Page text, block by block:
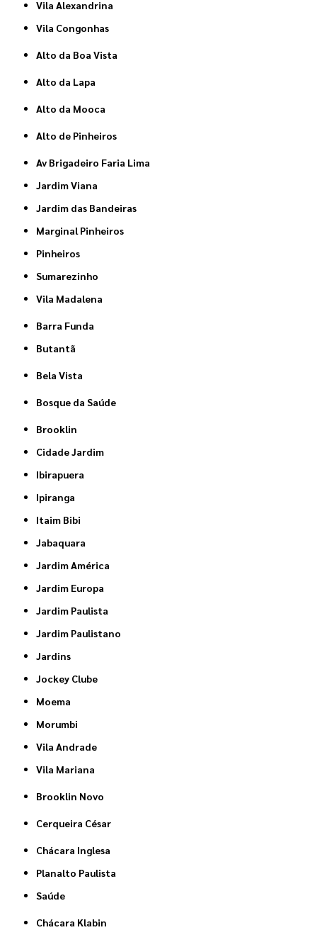
Vila Alexandrina
Vila Congonhas
Alto da Boa Vista
Alto da Lapa
Alto da Mooca
Alto de Pinheiros
Av Brigadeiro Faria Lima
Jardim Viana
Jardim das Bandeiras
Marginal Pinheiros
Pinheiros
Sumarezinho
Vila Madalena
Barra Funda
Butantã
Bela Vista
Bosque da Saúde
Brooklin
Cidade Jardim
Ibirapuera
Ipiranga
Itaim Bibi
Jabaquara
Jardim América
Jardim Europa
Jardim Paulista
Jardim Paulistano
Jardins
Jockey Clube
Moema
Morumbi
Vila Andrade
Vila Mariana
Brooklin Novo
Cerqueira César
Chácara Inglesa
Planalto Paulista
Saúde
Chácara Klabin